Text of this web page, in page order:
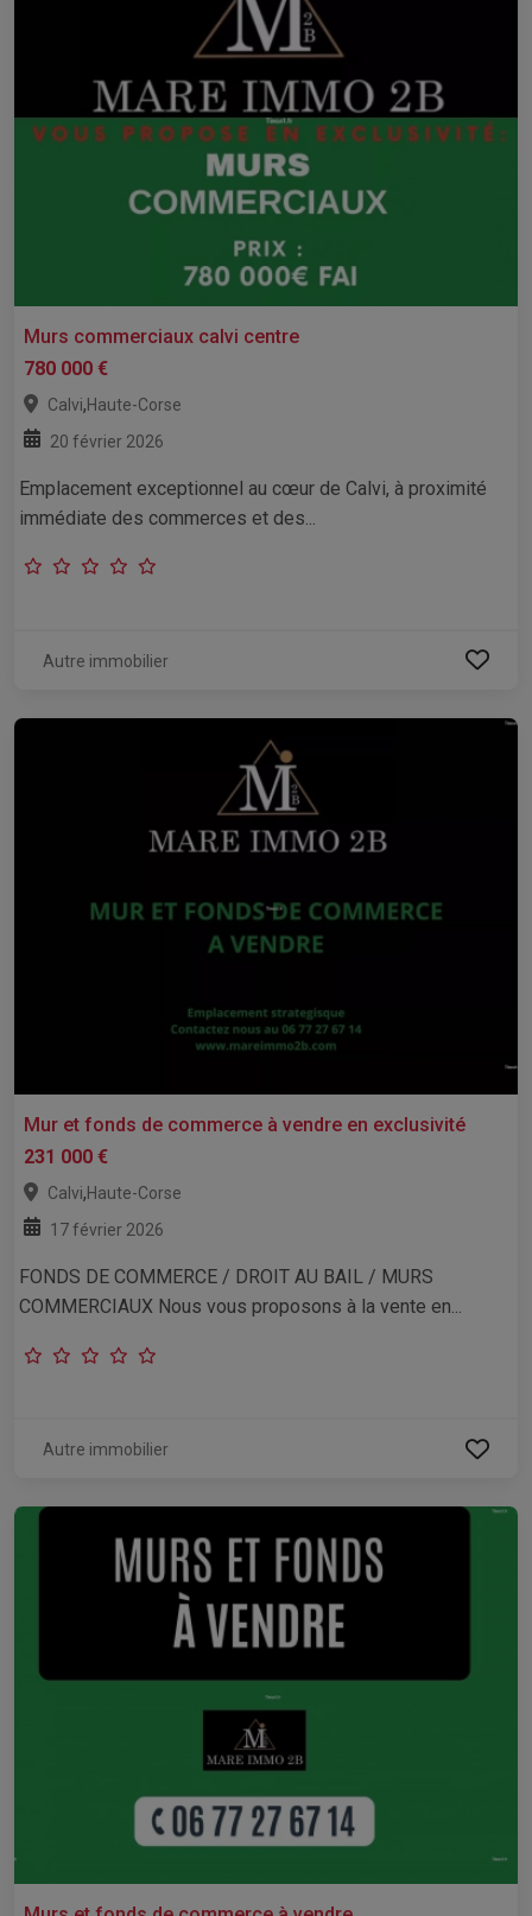
Murs commerciaux calvi centre
780 000 €
Calvi,Haute-Corse
20 février 2026
Emplacement exceptionnel au cœur de Calvi, à proximité
immédiate des commerces et des...
Autre immobilier
Mur et fonds de commerce à vendre en exclusivité
231 000 €
Calvi,Haute-Corse
17 février 2026
FONDS DE COMMERCE / DROIT AU BAIL / MURS
COMMERCIAUX Nous vous proposons à la vente en...
Autre immobilier